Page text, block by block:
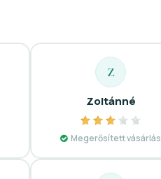
Z
Zoltánné
Megerősített vásárlás